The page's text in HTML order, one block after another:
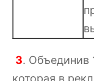
3. Объединив
которая в